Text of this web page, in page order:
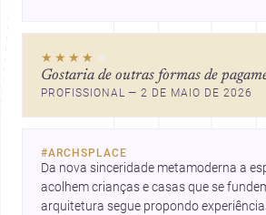
★★★★ ★
Gostaria de outras formas de
PROFISSIONAL — 2 DE MAIO DE 2026
#ARCHSPLACE
Da nova sinceridade metamoderna a
acolhem crianças e casas que se
arquitetura segue propondo